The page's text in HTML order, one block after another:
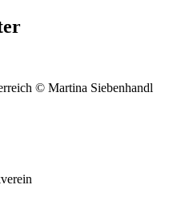
© Martina Siebenhandl